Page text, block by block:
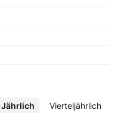
Jährlich Vierteljährlich
Mehr